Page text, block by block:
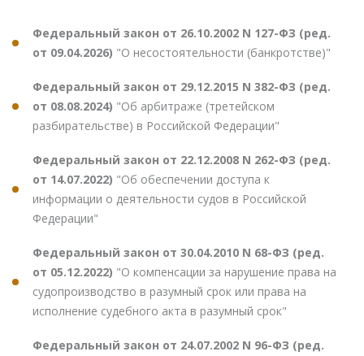
Федеральный закон от 26.10.2002 N 127-ФЗ (ред.
от 09.04.2026) "О несостоятельности (банкротстве)"
Федеральный закон от 29.12.2015 N 382-ФЗ (ред.
от 08.08.2024) "Об арбитраже (третейском
разбирательстве) в Российской Федерации"
Федеральный закон от 22.12.2008 N 262-ФЗ (ред.
от 14.07.2022) "Об обеспечении доступа к
информации о деятельности судов в Российской
Федерации"
Федеральный закон от 30.04.2010 N 68-ФЗ (ред.
от 05.12.2022) "О компенсации за нарушение права на
судопроизводство в разумный срок или права на
исполнение судебного акта в разумный срок"
Федеральный закон от 24.07.2002 N 96-ФЗ (ред.